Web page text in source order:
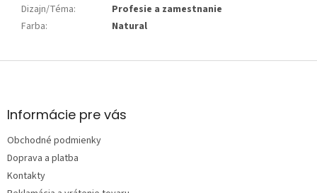
Dizajn/Téma:
Profesie a zamestnanie
Farba: Natural
Z
ä
e
Informácie pre vás
Obchodné podmienky
Doprava a platba
Kontakty